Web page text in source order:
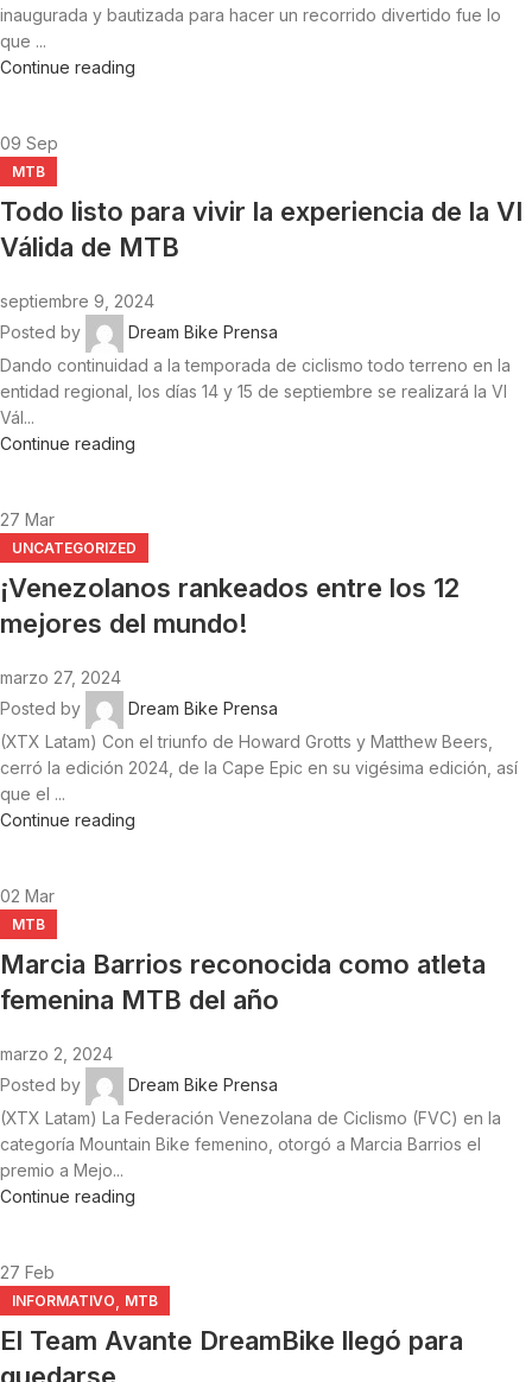
inaugurada y bautizada para hacer un recorrido divertido fue lo
que ...
Continue reading
09 Sep
MTB
Todo listo para vivir la experiencia de la VI
Válida de MTB
septiembre 9, 2024
Posted by
Dream Bike Prensa
Dando continuidad a la temporada de ciclismo todo terreno en la
entidad regional, los días 14 y 15 de septiembre se realizará la VI
Vál...
Continue reading
27 Mar
UNCATEGORIZED
¡Venezolanos rankeados entre los 12
mejores del mundo!
marzo 27, 2024
Posted by
Dream Bike Prensa
(XTX Latam) Con el triunfo de Howard Grotts y Matthew Beers,
cerró la edición 2024, de la Cape Epic en su vigésima edición, así
que el ...
Continue reading
02 Mar
MTB
Marcia Barrios reconocida como atleta
femenina MTB del año
marzo 2, 2024
Posted by
Dream Bike Prensa
(XTX Latam) La Federación Venezolana de Ciclismo (FVC) en la
categoría Mountain Bike femenino, otorgó a Marcia Barrios el
premio a Mejo...
Continue reading
27 Feb
INFORMATIVO MTB
El Team Avante DreamBike llegó para